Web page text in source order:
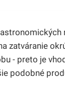
- preto je
podobné